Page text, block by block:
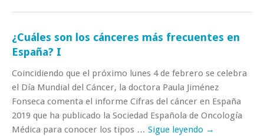
¿Cuáles son los cánceres más frecuentes en
España? I
Coincidiendo que el próximo lunes 4 de febrero se celebra
el Día Mundial del Cáncer, la doctora Paula Jiménez
Fonseca comenta el informe Cifras del cáncer en España
2019 que ha publicado la Sociedad Española de Oncología
Médica para conocer los tipos … Sigue leyendo →